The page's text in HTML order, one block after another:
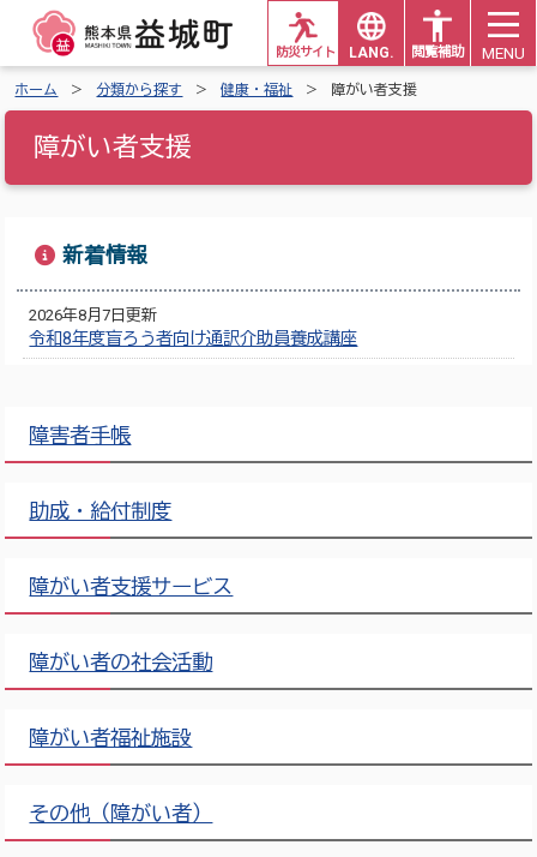
LANG. 閲覧補助
防災サイト MENU
ホーム 分類から探す 健康・福祉 障がい者支援
障がい者支援
新着情報
2026年8月7日更新
令和8年度盲ろう者向け通訳介助員養成講座
障害者手帳
助成・給付制度
障がい者支援サービス
障がい者の社会活動
障がい者福祉施設
その他（障がい者）